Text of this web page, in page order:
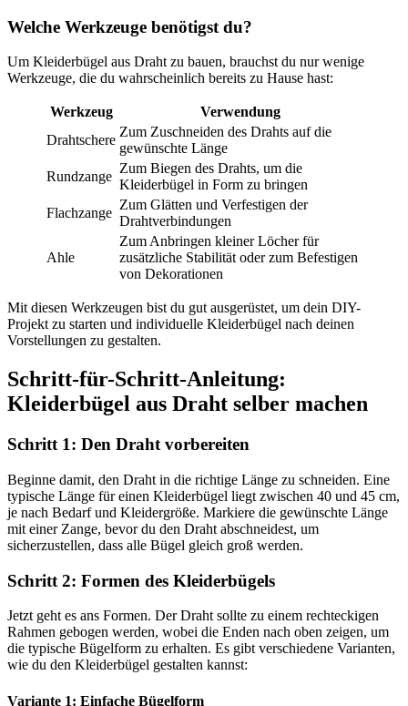
Welche Werkzeuge benötigst du?
Um Kleiderbügel aus Draht zu bauen, brauchst du nur wenige
Werkzeuge, die du wahrscheinlich bereits zu Hause hast:
Werkzeug
Verwendung
Drahtschere
Zum Zuschneiden des Drahts auf die
gewünschte Länge
Rundzange
Zum Biegen des Drahts, um die
Kleiderbügel in Form zu bringen
Flachzange
Zum Glätten und Verfestigen der
Drahtverbindungen
Ahle
Zum Anbringen kleiner Löcher für
zusätzliche Stabilität oder zum Befestigen
von Dekorationen
Mit diesen Werkzeugen bist du gut ausgerüstet, um dein DIY-
Projekt zu starten und individuelle Kleiderbügel nach deinen
Vorstellungen zu gestalten.
Schritt-für-Schritt-Anleitung:
Kleiderbügel aus Draht selber machen
Schritt 1: Den Draht vorbereiten
Beginne damit, den Draht in die richtige Länge zu schneiden. Eine
typische Länge für einen Kleiderbügel liegt zwischen 40 und 45 cm,
je nach Bedarf und Kleidergröße. Markiere die gewünschte Länge
mit einer Zange, bevor du den Draht abschneidest, um
sicherzustellen, dass alle Bügel gleich groß werden.
Schritt 2: Formen des Kleiderbügels
Jetzt geht es ans Formen. Der Draht sollte zu einem rechteckigen
Rahmen gebogen werden, wobei die Enden nach oben zeigen, um
die typische Bügelform zu erhalten. Es gibt verschiedene Varianten,
wie du den Kleiderbügel gestalten kannst:
Variante 1: Einfache Bügelform